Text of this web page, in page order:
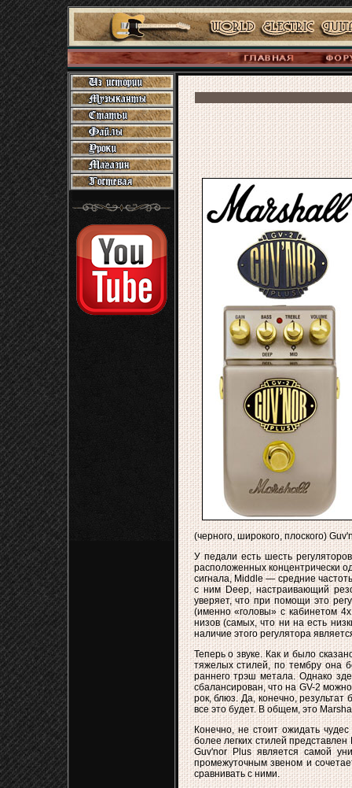
(черного, широкого, плоского)
У педали есть шесть
расположенных концентрически
сигнала, Middle — средние
с ним Deep, настраивающий
уверяет, что при помощи это
(именно «головы» с кабинетом
низов (самых, что ни на есть
наличие этого регулятора
Теперь о звуке. Как и было
тяжелых стилей, по тембру она
раннего трэш метала. Однако
сбалансирован, что на GV-2
рок, блюз. Да, конечно,
все это будет. В общем, это
Конечно, не стоит ожидать
более легких стилей
Guv'nor Plus является самой
промежуточным звеном и
сравнивать с ними.